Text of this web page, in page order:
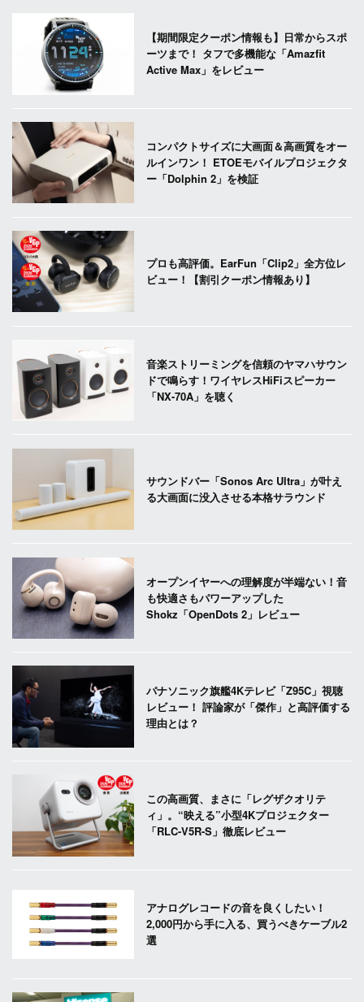
【期間限定クーポン情報も】日常からスポ
ーツまで！ タフで多機能な「Amazfit
Active Max」をレビュー
コンパクトサイズに大画面＆高画質をオー
ルインワン！ ETOEモバイルプロジェクタ
ー「Dolphin 2」を検証
プロも高評価。EarFun「Clip2」全方位レ
ビュー！【割引クーポン情報あり】
音楽ストリーミングを信頼のヤマハサウン
ドで鳴らす！ワイヤレスHiFiスピーカー
「NX-70A」を聴く
サウンドバー「Sonos Arc Ultra」が叶え
る大画面に没入させる本格サラウンド
オープンイヤーへの理解度が半端ない！音
も快適さもパワーアップした
Shokz「OpenDots 2」レビュー
パナソニック旗艦4Kテレビ「Z95C」視聴
レビュー！ 評論家が「傑作」と高評価する
理由とは？
この高画質、まさに「レグザクオリテ
ィ」。“映える”小型4Kプロジェクター
「RLC-V5R-S」徹底レビュー
アナログレコードの音を良くしたい！
2,000円から手に入る、買うべきケーブル2
選